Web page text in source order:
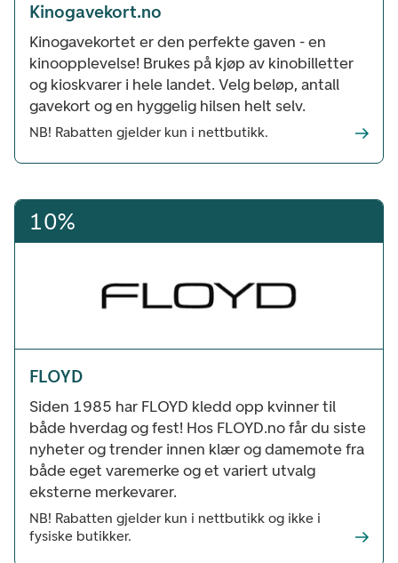
Kinogavekort.no
Kinogavekortet er den perfekte gaven - en
kinoopplevelse! Brukes på kjøp av kinobilletter
og kioskvarer i hele landet. Velg beløp, antall
gavekort og en hyggelig hilsen helt selv.
NB! Rabatten gjelder kun i nettbutikk.
10%
FLOYD
Siden 1985 har FLOYD kledd opp kvinner til
både hverdag og fest! Hos FLOYD.no får du siste
nyheter og trender innen klær og damemote fra
både eget varemerke og et variert utvalg
eksterne merkevarer.
NB! Rabatten gjelder kun i nettbutikk og ikke i
fysiske butikker.